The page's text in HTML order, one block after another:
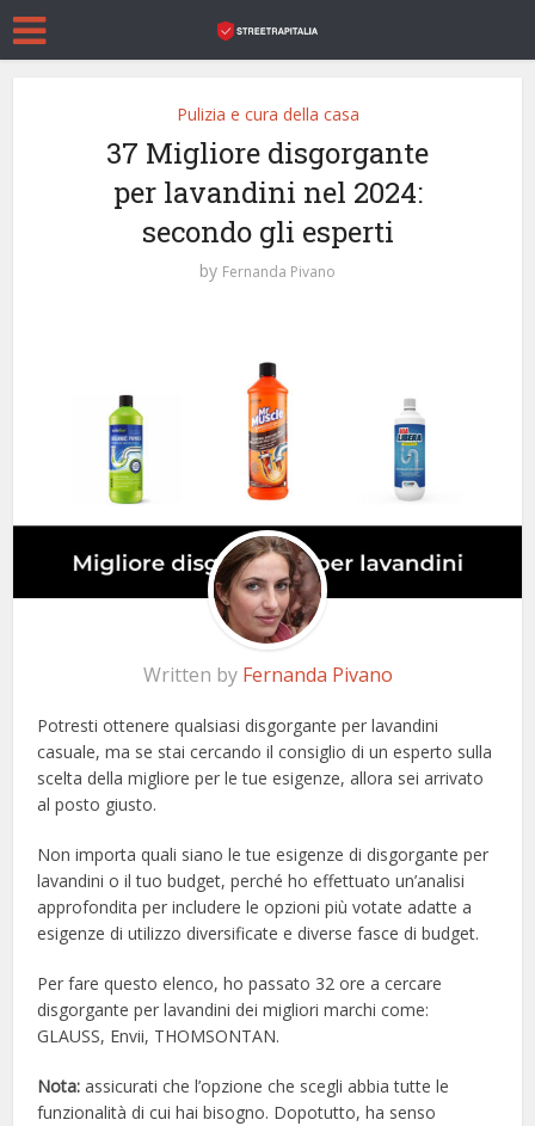
Pulizia e cura della casa
37 Migliore disgorgante
per lavandini nel 2024:
secondo gli esperti
by Fernanda Pivano
Written by Fernanda Pivano
Potresti ottenere qualsiasi disgorgante per lavandini
casuale, ma se stai cercando il consiglio di un esperto sulla
scelta della migliore per le tue esigenze, allora sei arrivato
al posto giusto.
Non importa quali siano le tue esigenze di disgorgante per
lavandini o il tuo budget, perché ho effettuato un’analisi
approfondita per includere le opzioni più votate adatte a
esigenze di utilizzo diversificate e diverse fasce di budget.
Per fare questo elenco, ho passato 32 ore a cercare
disgorgante per lavandini dei migliori marchi come:
GLAUSS, Envii, THOMSONTAN.
Nota: assicurati che l’opzione che scegli abbia tutte le
funzionalità di cui hai bisogno. Dopotutto, ha senso